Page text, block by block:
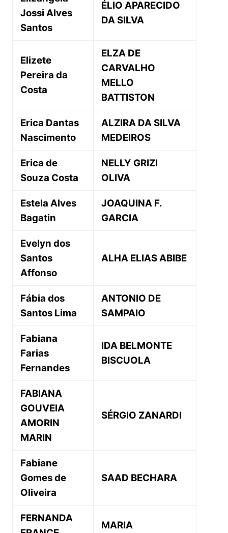
Jossi Alves
Santos
ÉLIO APARECIDO
DA SILVA
Elizete
Pereira da
Costa
ELZA DE
CARVALHO
MELLO
BATTISTON
Erica Dantas
Nascimento
ALZIRA DA SILVA
MEDEIROS
Erica de
Souza Costa
NELLY GRIZI
OLIVA
Estela Alves
Bagatin
JOAQUINA F.
GARCIA
Evelyn dos
Santos
Affonso
ALHA ELIAS ABIBE
Fábia dos
Santos Lima
ANTONIO DE
SAMPAIO
Fabiana
Farias
Fernandes
IDA BELMONTE
BISCUOLA
FABIANA
GOUVEIA
AMORIN
MARIN
SÉRGIO ZANARDI
Fabiane
Gomes de
Oliveira
SAAD BECHARA
FERNANDA
MARIA